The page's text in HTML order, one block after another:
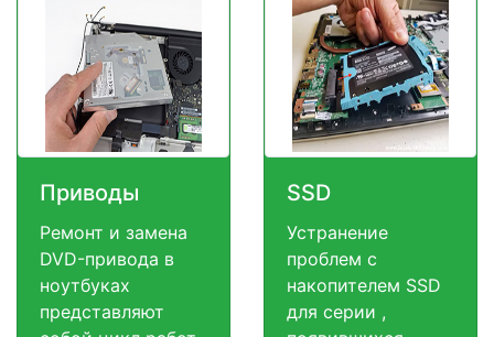
Приводы
Ремонт и замена
DVD-привода в
ноутбуках
представляют
SSD
Устранение
проблем с
накопителем SSD
для серии ,